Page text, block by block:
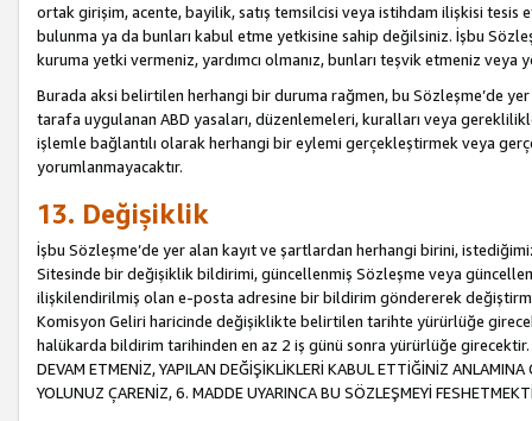
ortak girişim, acente, bayilik, satış temsilcisi veya istihdam ilişkisi
bulunma ya da bunları kabul etme yetkisine sahip değilsiniz. İşbu
kuruma yetki vermeniz, yardımcı olmanız, bunları teşvik etmeniz
Burada aksi belirtilen herhangi bir duruma rağmen, bu Sözleşme’de
tarafa uygulanan ABD yasaları, düzenlemeleri, kuralları veya
işlemle bağlantılı olarak herhangi bir eylemi gerçekleştirmek veya
yorumlanmayacaktır.
13. Değişiklik
İşbu Sözleşme’de yer alan kayıt ve şartlardan herhangi birini,
Sitesinde bir değişiklik bildirimi, güncellenmiş Sözleşme veya
ilişkilendirilmiş olan e-posta adresine bir bildirim göndererek
Komisyon Geliri haricinde değişiklikte belirtilen tarihte yürürlüğe
halükarda bildirim tarihinden en az 2 iş günü sonra yürürlüğe girecektir.
DEVAM ETMENİZ, YAPILAN DEĞİŞİKLİKLERİ KABUL ETTİĞİNİZ
YOLUNUZ ÇARENİZ, 6. MADDE UYARINCA BU SÖZLEŞMEYİ